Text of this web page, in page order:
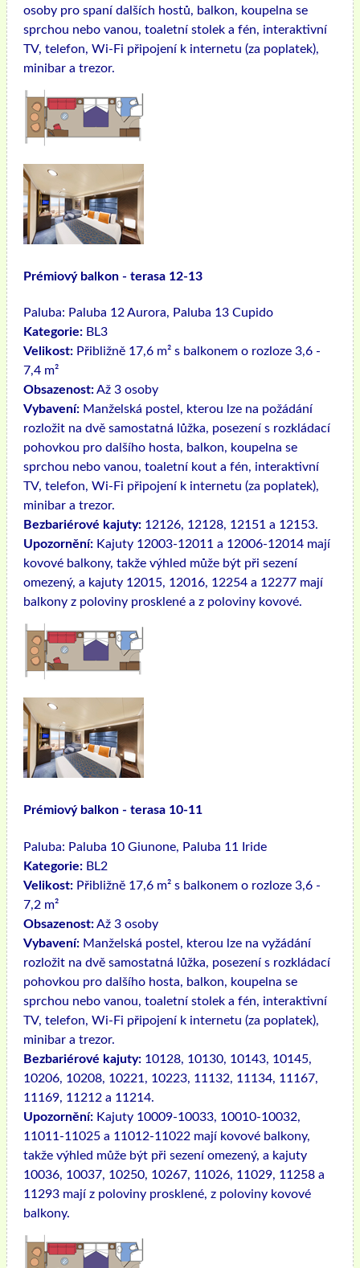
osoby pro spaní dalších hostů, balkon, koupelna se
sprchou nebo vanou, toaletní stolek a fén, interaktivní
TV, telefon, Wi-Fi připojení k internetu (za poplatek),
minibar a trezor.
Prémiový balkon - terasa 12-13
Paluba: Paluba 12 Aurora, Paluba 13 Cupido
Kategorie: BL3
Velikost: Přibližně 17,6 m² s balkonem o rozloze 3,6 -
7,4 m²
Obsazenost:Až 3 osoby
Vybavení: Manželská postel, kterou lze na požádání
rozložit na dvě samostatná lůžka, posezení s rozkládací
pohovkou pro dalšího hosta, balkon, koupelna se
sprchou nebo vanou, toaletní kout a fén, interaktivní
TV, telefon, Wi-Fi připojení k internetu (za poplatek),
minibar a trezor.
Bezbariérové ​​kajuty: 12126, 12128, 12151 a 12153.
Upozornění: Kajuty 12003-12011 a 12006-12014 mají
kovové balkony, takže výhled může být při sezení
omezený, a kajuty 12015, 12016, 12254 a 12277 mají
balkony z poloviny prosklené a z poloviny kovové.
Prémiový balkon - terasa 10-11
Paluba: Paluba 10 Giunone, Paluba 11 Iride
Kategorie: BL2
Velikost: Přibližně 17,6 m² s balkonem o rozloze 3,6 -
7,2 m²
Obsazenost:Až 3 osoby
Vybavení: Manželská postel, kterou lze na vyžádání
rozložit na dvě samostatná lůžka, posezení s rozkládací
pohovkou pro dalšího hosta, balkon, koupelna se
sprchou nebo vanou, toaletní stolek a fén, interaktivní
TV, telefon, Wi-Fi připojení k internetu (za poplatek),
minibar a trezor.
Bezbariérové ​​kajuty: 10128, 10130, 10143, 10145,
10206, 10208, 10221, 10223, 11132, 11134, 11167,
11169, 11212 a 11214.
Upozornění: Kajuty 10009-10033, 10010-10032,
11011-11025 a 11012-11022 mají kovové balkony,
takže výhled může být při sezení omezený, a kajuty
10036, 10037, 10250, 10267, 11026, 11029, 11258 a
11293 mají z poloviny prosklené, z poloviny kovové
balkony.